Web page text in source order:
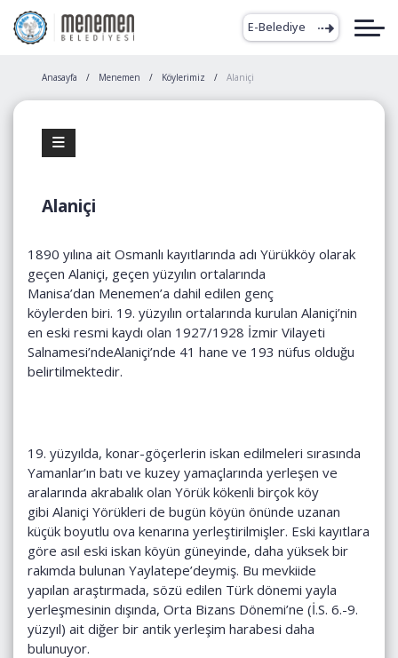
E-Belediye
Anasayfa Menemen Köylerimiz Alaniçi
Alaniçi
1890 yılına ait Osmanlı kayıtlarında adı Yürükköy olarak
geçen Alaniçi, geçen yüzyılın ortalarında
Manisa’dan Menemen’a dahil edilen genç
köylerden biri. 19. yüzyılın ortalarında kurulan Alaniçi’nin
en eski resmi kaydı olan 1927/1928 İzmir Vilayeti
Salnamesi’ndeAlaniçi’nde 41 hane ve 193 nüfus olduğu
belirtilmektedir.
19. yüzyılda, konar-göçerlerin iskan edilmeleri sırasında
Yamanlar’ın batı ve kuzey yamaçlarında yerleşen ve
aralarında akrabalık olan Yörük kökenli birçok köy
gibi Alaniçi Yörükleri de bugün köyün önünde uzanan
küçük boyutlu ova kenarına yerleştirilmişler. Eski kayıtlara
göre asıl eski iskan köyün güneyinde, daha yüksek bir
rakımda bulunan Yaylatepe’deymiş. Bu mevkiide
yapılan araştırmada, sözü edilen Türk dönemi yayla
yerleşmesinin dışında, Orta Bizans Dönemi’ne (İ.S. 6.-9.
yüzyıl) ait diğer bir antik yerleşim harabesi daha
bulunuyor.